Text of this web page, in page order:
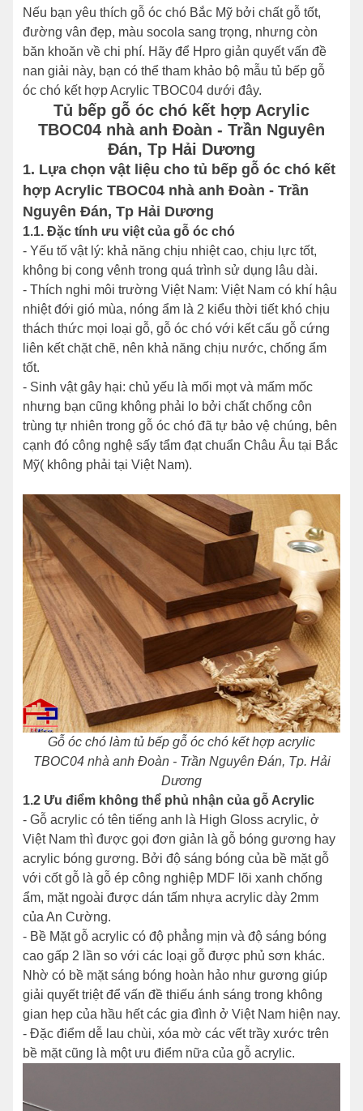
Nếu bạn yêu thích gỗ óc chó Bắc Mỹ bởi chất gỗ tốt,
đường vân đẹp, màu socola sang trọng, nhưng còn
băn khoăn về chi phí. Hãy để Hpro giản quyết vấn đề
nan giải này, bạn có thể tham khảo bộ mẫu tủ bếp gỗ
óc chó kết hợp Acrylic TBOC04 dưới đây.
Tủ bếp gỗ óc chó kết hợp Acrylic
TBOC04 nhà anh Đoàn - Trần Nguyên
Đán, Tp Hải Dương
1. Lựa chọn vật liệu cho tủ bếp gỗ óc chó kết
hợp Acrylic TBOC04 nhà anh Đoàn - Trần
Nguyên Đán, Tp Hải Dương
1.1. Đặc tính ưu việt của gỗ óc chó
- Yếu tố vật lý: khả năng chịu nhiệt cao, chịu lực tốt,
không bị cong vênh trong quá trình sử dụng lâu dài.
- Thích nghi môi trường Việt Nam: Việt Nam có khí hậu
nhiệt đới gió mùa, nóng ẩm là 2 kiểu thời tiết khó chịu
thách thức mọi loại gỗ, gỗ óc chó với kết cấu gỗ cứng
liên kết chặt chẽ, nên khả năng chịu nước, chống ẩm
tốt.
- Sinh vật gây hại: chủ yếu là mối mọt và mấm mốc
nhưng bạn cũng không phải lo bởi chất chống côn
trùng tự nhiên trong gỗ óc chó đã tự bảo vệ chúng, bên
cạnh đó công nghệ sấy tẩm đạt chuẩn Châu Âu tại Bắc
Mỹ( không phải tại Việt Nam).
Gỗ óc chó làm tủ bếp gỗ óc chó kết hợp acrylic
TBOC04 nhà anh Đoàn - Trần Nguyên Đán, Tp. Hải
Dương
1.2 Ưu điểm không thể phủ nhận của gỗ Acrylic
- Gỗ acrylic có tên tiếng anh là High Gloss acrylic, ở
Việt Nam thì được gọi đơn giản là gỗ bóng gương hay
acrylic bóng gương. Bởi độ sáng bóng của bề mặt gỗ
với cốt gỗ là gỗ ép công nghiệp MDF lõi xanh chống
ẩm, mặt ngoài được dán tấm nhựa acrylic dày 2mm
của An Cường.
- Bề Mặt gỗ acrylic có độ phẳng mịn và độ sáng bóng
cao gấp 2 lần so với các loại gỗ được phủ sơn khác.
Nhờ có bề mặt sáng bóng hoàn hảo như gương giúp
giải quyết triệt để vấn đề thiếu ánh sáng trong không
gian hẹp của hầu hết các gia đình ở Việt Nam hiện nay.
- Đặc điểm dễ lau chùi, xóa mờ các vết trầy xước trên
bề mặt cũng là một ưu điểm nữa của gỗ acrylic.